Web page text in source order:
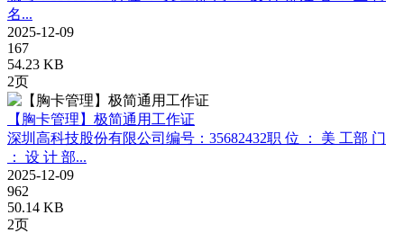
名...
2025-12-09
167
54.23 KB
2页
【胸卡管理】极简通用工作证
深圳高科技股份有限公司编号：35682432职 位 ： 美 工部 门
： 设 计 部...
2025-12-09
962
50.14 KB
2页